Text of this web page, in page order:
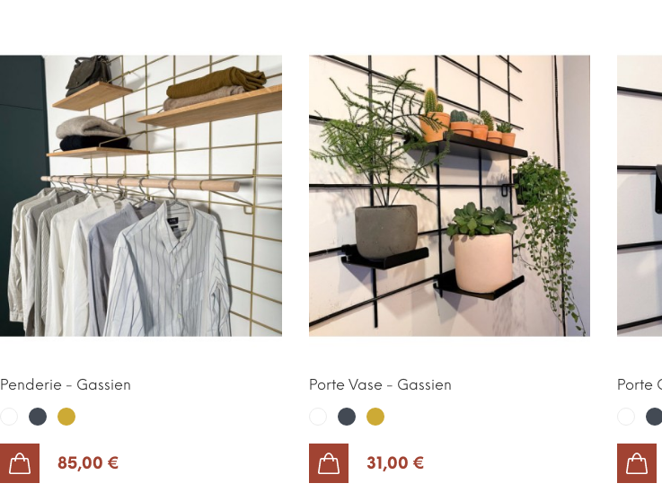
Penderie - Gassien
BlancNoirOr
85,00 €
Porte Vase - Gassien
BlancNoirOr
31,00 €
Porte
Blanc